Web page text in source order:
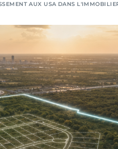
AUX USA DANS